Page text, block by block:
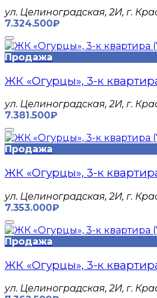
​ул. Целиноградская, 2И, г.
7.324.500₽
Продажа
ЖК «Огурцы», 3-к
​ул. Целиноградская, 2И, г.
7.381.500₽
Продажа
ЖК «Огурцы», 3-к
​ул. Целиноградская, 2И, г.
7.353.000₽
Продажа
ЖК «Огурцы», 3-к
​ул. Целиноградская, 2И, г.